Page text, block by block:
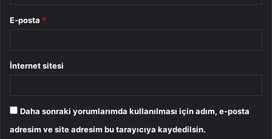
E-posta *
İnternet sitesi
Daha sonraki yorumlarımda kullanılması için adım, e-posta
adresim ve site adresim bu tarayıcıya kaydedilsin.